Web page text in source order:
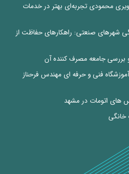
محمودی تجربه‌ای بهتر در خدمات
شهرهای صنعتی: راهکارهای حفاظت از
بررسی جامعه مصرف کننده آن
فنی و حرفه ای مهندس فرحناز
های اتومات در مشهد
خانگی